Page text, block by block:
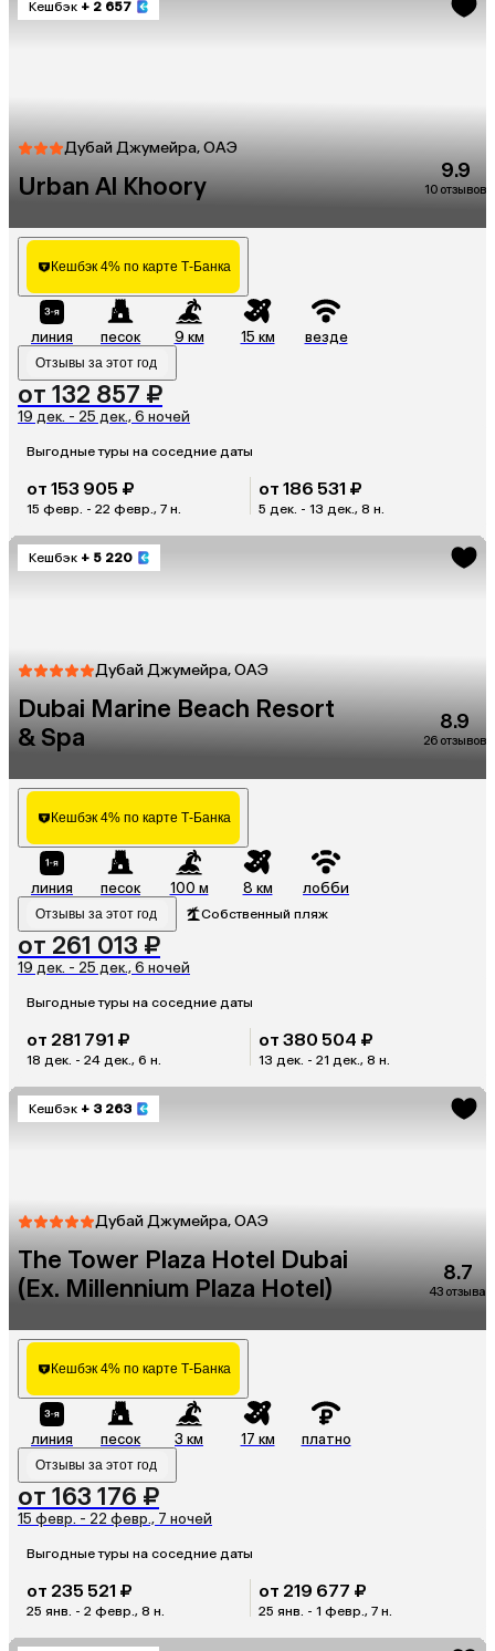
Кешбэк + 2 657
Дубай Джумейра, ОАЭ
Urban Al Khoory
9.9
10 отзывов
Кешбэк 4% по карте Т-Банка
линия песок 9 км 15 км везде
Отзывы за этот год
от 132 857 ₽
19 дек. - 25 дек., 6 ночей
Выгодные туры на соседние даты
от 153 905 ₽
15 февр. - 22 февр., 7 н.
от 186 531 ₽
5 дек. - 13 дек., 8 н.
Кешбэк + 5 220
Дубай Джумейра, ОАЭ
Dubai Marine Beach Resort
& Spa
8.9
26 отзывов
Кешбэк 4% по карте Т-Банка
линия песок 100 м 8 км лобби
Отзывы за этот год Собственный пляж
от 261 013 ₽
19 дек. - 25 дек., 6 ночей
Выгодные туры на соседние даты
от 281 791 ₽
18 дек. - 24 дек., 6 н.
от 380 504 ₽
13 дек. - 21 дек., 8 н.
Кешбэк + 3 263
Дубай Джумейра, ОАЭ
The Tower Plaza Hotel Dubai
(Ex. Millennium Plaza Hotel)
8.7
43 отзыва
Кешбэк 4% по карте Т-Банка
линия песок 3 км 17 км платно
Отзывы за этот год
от 163 176 ₽
15 февр. - 22 февр., 7 ночей
Выгодные туры на соседние даты
от 235 521 ₽
25 янв. - 2 февр., 8 н.
от 219 677 ₽
25 янв. - 1 февр., 7 н.